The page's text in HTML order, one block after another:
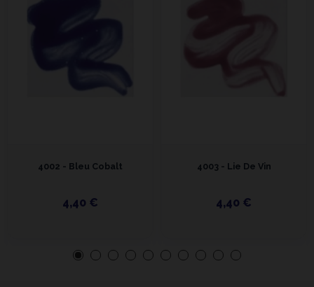
4002 - Bleu Cobalt
4,40 €
4003 - Lie De Vin
4,40 €